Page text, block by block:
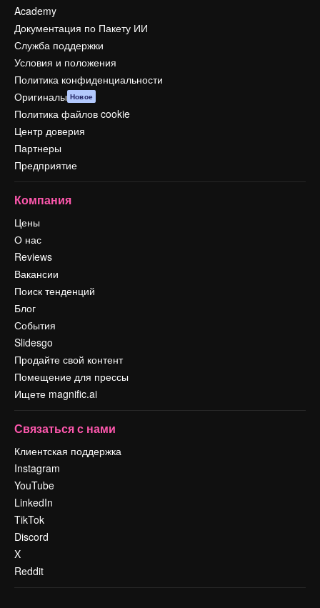
Academy
Документация по Пакету ИИ
Служба поддержки
Условия и положения
Политика конфиденциальности
Оригиналы Новое
Политика файлов cookie
Центр доверия
Партнеры
Предприятие
Компания
Цены
О нас
Reviews
Вакансии
Поиск тенденций
Блог
События
Slidesgo
Продайте свой контент
Помещение для прессы
Ищете magnific.ai
Связаться с нами
Клиентская поддержка
Instagram
YouTube
LinkedIn
TikTok
Discord
X
Reddit